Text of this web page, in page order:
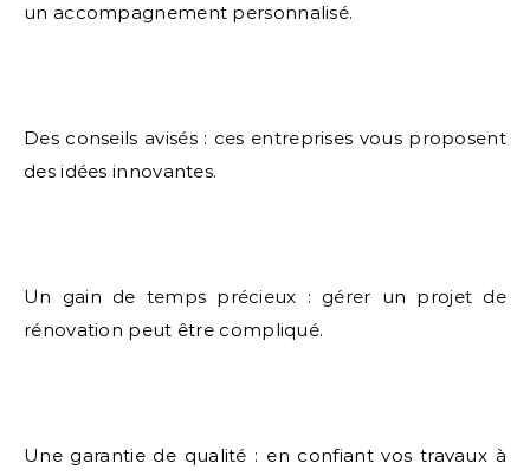
un accompagnement personnalisé.
Des conseils avisés : ces entreprises vous proposent
des idées innovantes.
Un gain de temps précieux : gérer un projet de
rénovation peut être compliqué.
Une garantie de qualité : en confiant vos travaux à